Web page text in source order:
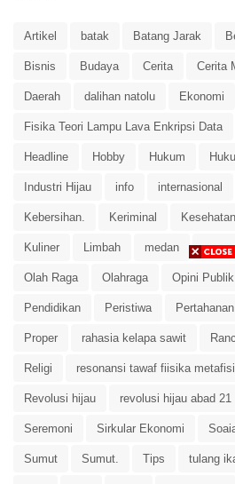
Artikel batak Batang Jarak
Bisnis Budaya Cerita Cerita
Daerah dalihan natolu Ekonomi
Fisika Teori Lampu Lava Enkripsi Data
Headline Hobby Hukum
Industri Hijau info internasional
Kebersihan. Keriminal Kesehatan
Kuliner Limbah medan
Olah Raga Olahraga Opini Publik
Pendidikan Peristiwa Pertahanan
Proper rahasia kelapa sawit
Religi resonansi tawaf fiisika
Revolusi hijau revolusi hijau abad 21
Seremoni Sirkular Ekonomi
Sumut Sumut. Tips tulang